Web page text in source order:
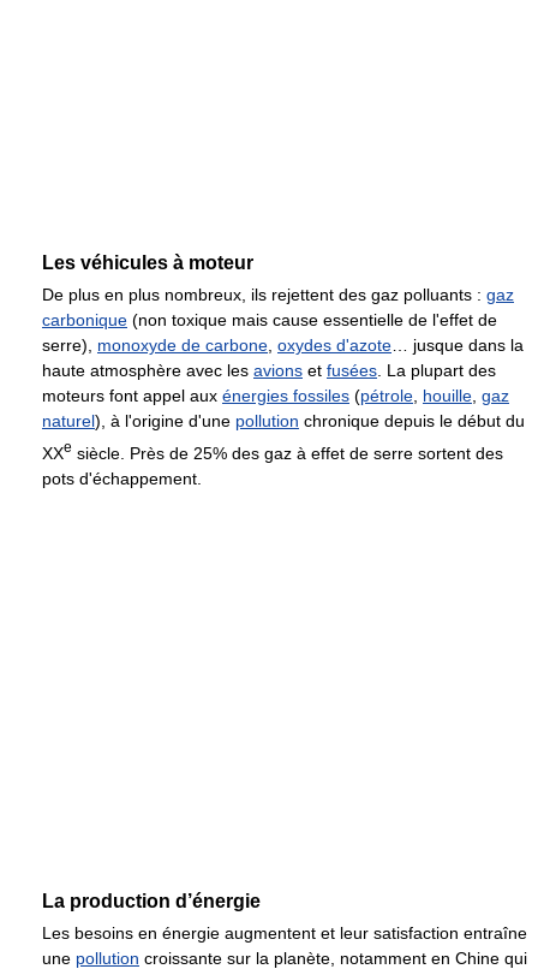
Les véhicules à moteur
De plus en plus nombreux, ils rejettent des gaz polluants : gaz
carbonique (non toxique mais cause essentielle de l'effet de
serre), monoxyde de carbone oxydes d'azote … jusque dans la
haute atmosphère avec les avions et fusées . La plupart des
moteurs font appel aux énergies fossiles (pétrole houille gaz
naturel), à l'origine d'une pollution chronique depuis le début du
XXe siècle. Près de 25% des gaz à effet de serre sortent des
pots d'échappement.
La production d’énergie
Les besoins en énergie augmentent et leur satisfaction entraîne
une pollution croissante sur la planète, notamment en Chine qui